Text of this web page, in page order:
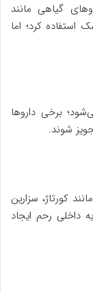
گیاهی مانند
کرد؛ اما
برخی داروها
شوند.
کورتاژ، سزارین
داخلی رحم ایجاد